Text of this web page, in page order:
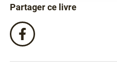
Partager ce livre
Partagez
ce